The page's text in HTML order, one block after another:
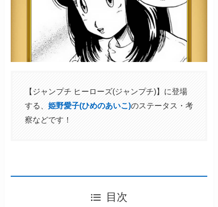
【ジャンプチ ヒーローズ(ジャンプチ)】に登場
する、 姫野愛子(ひめのあいこ)のステータス・考
察などです！
目次